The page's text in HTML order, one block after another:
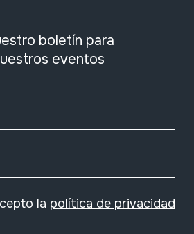
boletín para
eventos
la política de privacidad